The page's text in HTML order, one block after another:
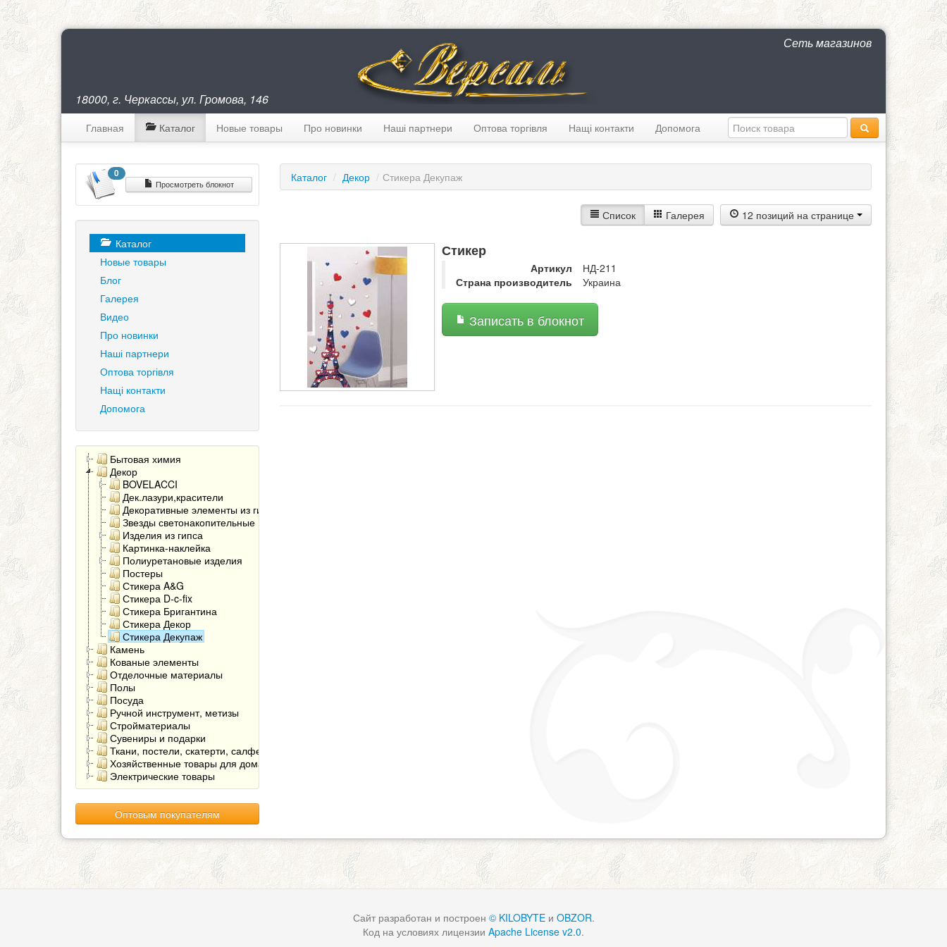
Сеть магазинов
18000, г. Черкассы, ул. Громова, 146
Главная Каталог Новые товары Про новинки Наші партнери Оптова торгівля Нащі контакти Допомога
0
Просмотреть блокнот
Каталог
Новые товары
Блог
Галерея
Видео
Про новинки
Наші партнери
Оптова торгівля
Нащі контакти
Допомога
Бытовая химия
Декор
BOVELACCI
Дек.лазури,красители
Декоративные элементы из гипса
Звезды светонакопительные
Изделия из гипса
Картинка-наклейка
Полиуретановые изделия
Постеры
Стикера A&G
Стикера D-c-fix
Стикера Бригантина
Стикера Декор
Стикера Декупаж
Камень
Кованые элементы
Отделочные материалы
Полы
Посуда
Ручной инструмент, метизы
Стройматериалы
Сувениры и подарки
Ткани, постели, скатерти, салфетки
Хозяйственные товары для дома
Электрические товары
Оптовым покупателям
Каталог / Декор / Стикера Декупаж
Список Галерея 12 позиций на странице
Стикер
Артикул
НД-211
Страна производитель
Украина
Записать в блокнот
Сайт разработан и построен © KILOBYTEи OBZOR.
Код на условиях лицензии Apache License v2.0.